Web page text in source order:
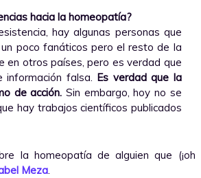
hacia la homeopatía?
hay algunas personas que
poco fanáticos pero el resto de la
en otros países, pero es verdad que
falsa. Es verdad que la
de acción. Sin embargo, hoy no se
hay trabajos científicos publicados
la homeopatía de alguien que (¡oh
Meza.